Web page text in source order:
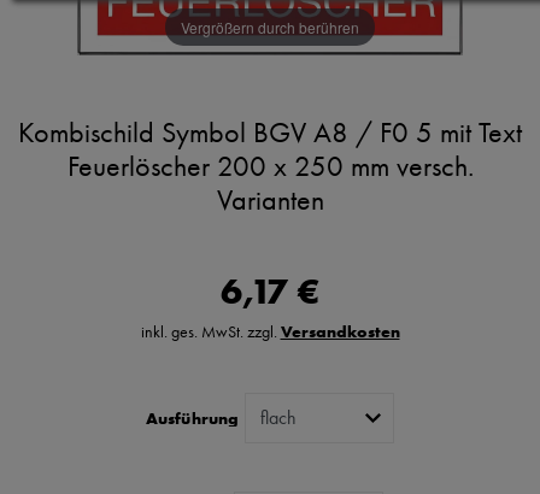
Vergrößern durch berühren
Kombischild Symbol BGV A8 / F0 5 mit Text
Feuerlöscher 200 x 250 mm versch.
Varianten
6,17 €
inkl. ges. MwSt. zzgl. Versandkosten
Ausführung